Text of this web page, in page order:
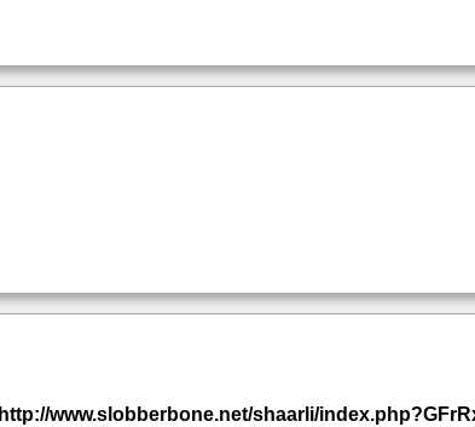
http://www.slobberbone.net/shaarli/